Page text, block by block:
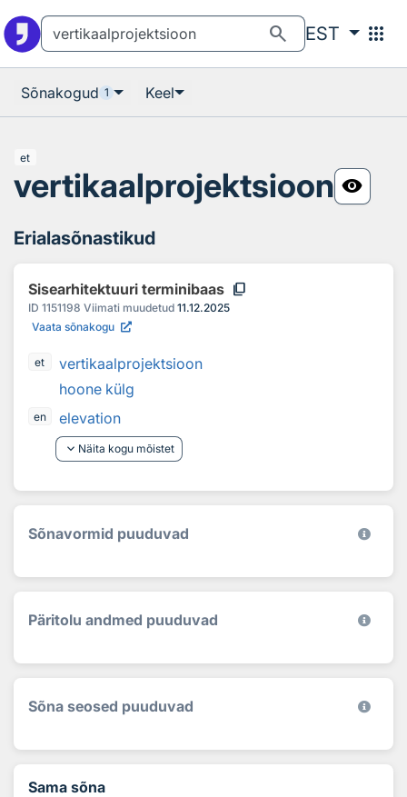
search EST apps
Sõnakogud 1 Keel
et
vertikaalprojektsioon visibility
Erialasõnastikud
Sisearhitektuuri terminibaas content_copy
ID 1151198 Viimati muudetud 11.12.2025
Vaata sõnakogu
et
vertikaalprojektsioon
hoone külg
en
elevation
keyboard_arrow_down Näita kogu mõistet
Sõnavormid puuduvad
Päritolu andmed puuduvad
Sõna seosed puuduvad
Sama sõna